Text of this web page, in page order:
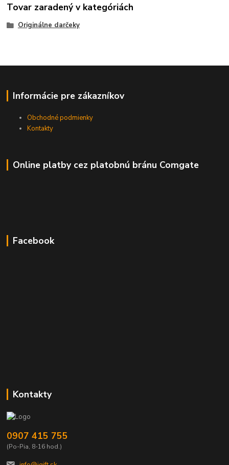
Tovar zaradený v kategóriách
Originálne darčeky
Informácie pre zákazníkov
Obchodné podmienky
Kontakty
Online platby cez platobnú bránu Comgate
Facebook
Kontakty
0907 415 755
(Po-Pia, 8-16 hod.)